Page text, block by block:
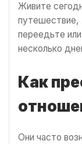
Живите
путешествие,
переедьте
несколько
Как
Они часто